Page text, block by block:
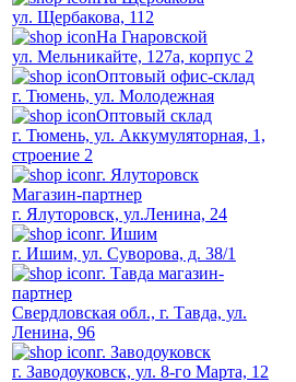
ул. Щербакова, 112
На Гнаровской
ул. Мельникайте, 127а, корпус 2
Оптовый офис-склад
г. Тюмень, ул. Молодежная
Оптовый склад
г. Тюмень, ул. Аккумуляторная, 1,
строение 2
г. Ялуторовск
Магазин-партнер
г. Ялуторовск, ул.Ленина, 24
г. Ишим
г. Ишим, ул. Суворова, д. 38/1
г. Тавда магазин-
партнер
Свердловская обл., г. Тавда, ул.
Ленина, 96
г. Заводоуковск
г. Заводоуковск, ул. 8-го Марта, 12